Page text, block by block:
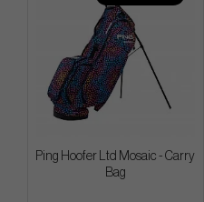
Ping Hoofer Ltd Mosaic - Carry
Bag